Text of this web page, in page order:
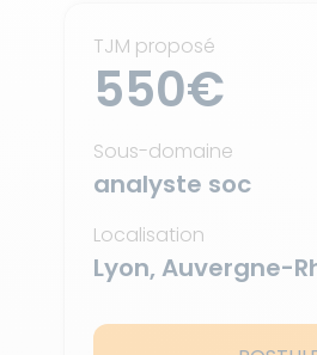
TJM proposé
550€
Sous-domaine
analyste soc
Localisation
Lyon, Auvergne-